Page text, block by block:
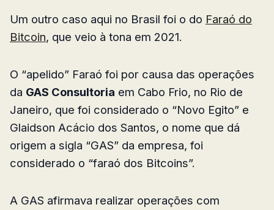
Um outro caso aqui no Brasil foi o do Faraó do
Bitcoin, que veio à tona em 2021.
O “apelido” Faraó foi por causa das operações
da GAS Consultoria em Cabo Frio, no Rio de
Janeiro, que foi considerado o “Novo Egito” e
Glaidson Acácio dos Santos, o nome que dá
origem a sigla “GAS” da empresa, foi
considerado o “faraó dos Bitcoins”.
A GAS afirmava realizar operações com